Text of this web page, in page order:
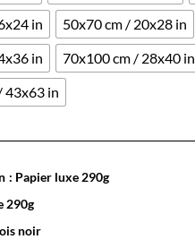
in
50x70 cm / 20x28 in
in
70x100 cm / 28x40 in
43x63 in
: Papier luxe 290g
290g
noir